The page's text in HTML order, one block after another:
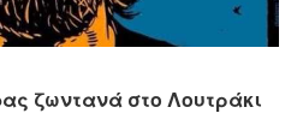
ζωντανά στο Λουτράκι